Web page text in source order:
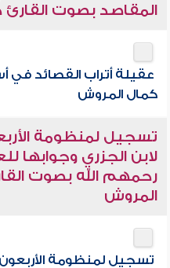
المقاصد بصوت
عقيلة أتراب القصائد في
كمال المروش
تسجيل لمنظومة
لابن الجزري وجوابها
رحمهم الله بصوت
المروش
تسجيل لمنظومة الأربعون